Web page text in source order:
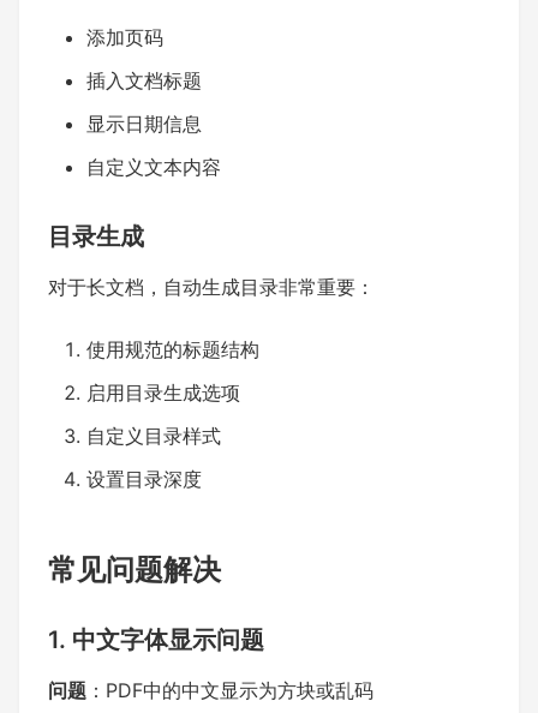
添加页码
插入文档标题
显示日期信息
自定义文本内容
目录生成
对于长文档，自动生成目录非常重要：
使用规范的标题结构
启用目录生成选项
自定义目录样式
设置目录深度
常见问题解决
1. 中文字体显示问题
问题 ：PDF中的中文显示为方块或乱码